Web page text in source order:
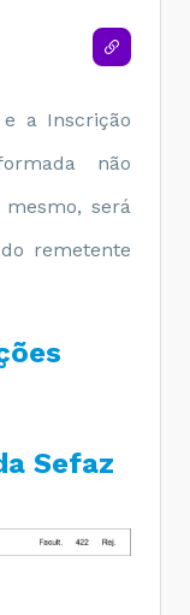
a Inscrição
não
será
remetente
Sefaz